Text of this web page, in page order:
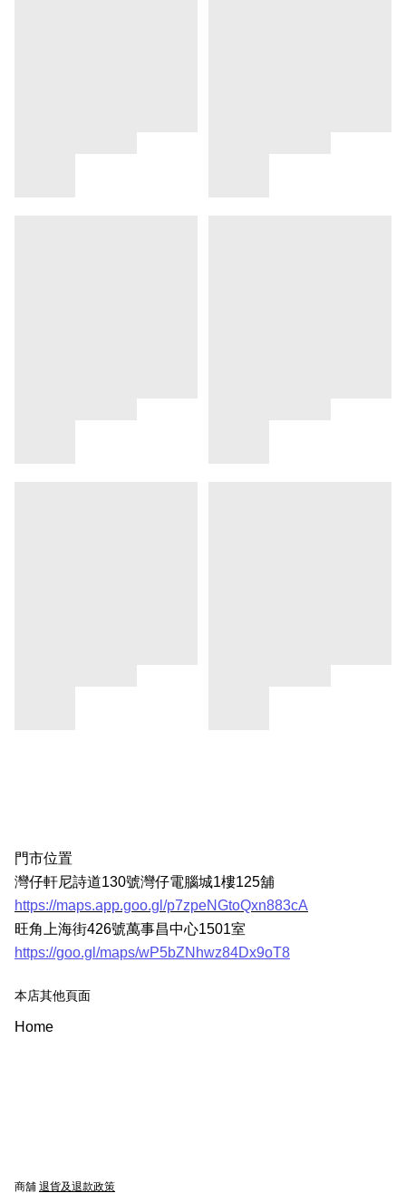
門市位置
灣仔軒尼詩道130號灣仔電腦城1樓125舖
https://maps.app.goo.gl/p7zpeNGtoQxn883cA
旺角上海街426號萬事昌中心1501室
https://goo.gl/maps/wP5bZNhwz84Dx9oT8
本店其他頁面
Home
商舖 退貨及退款政策